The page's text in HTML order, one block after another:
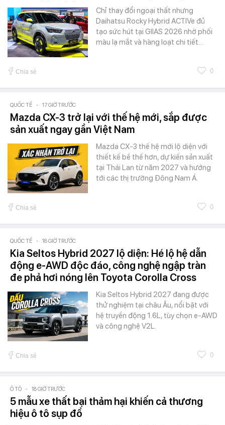
Chỉ thay đổi ngoại thất nhưng
Daihatsu Rocky Hybrid ACTIVe đủ
tạo sức hút tại GIIAS 2026 nhờ phối
màu lạ mắt và hàng loạt chi tiết…
Chia sẻ 0
QUỐC TẾ - 17 GIỜ TRƯỚC
Mazda CX-3 trở lại với thế hệ mới, sắp được
sản xuất ngay gần Việt Nam
Mazda CX-3 thế hệ mới lộ diện với
thiết kế bề thế hơn, dự kiến sản xuất
tại Thái Lan từ năm 2027 và hướng
tới các thị trường Đông Nam Á.
Chia sẻ 0
QUỐC TẾ - 18 GIỜ TRƯỚC
Kia Seltos Hybrid 2027 lộ diện: Hé lộ hệ dẫn
động e-AWD độc đáo, công nghệ ngập tràn
đe phả hơi nóng lên Toyota Corolla Cross
Kia Seltos Hybrid 2027 đang được
thử nghiệm tại châu Âu, nổi bật với
hệ truyền động 1.6L, tùy chọn e-AWD
và công nghệ V2L.
Chia sẻ 0
Ô TÔ - 18 GIỜ TRƯỚC
5 mẫu xe thất bại thảm hại khiến cả thương
hiệu ô tô sụp đổ